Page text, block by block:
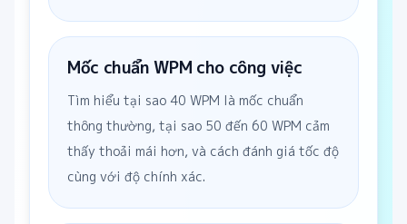
Mốc chuẩn WPM cho công việc
Tìm hiểu tại sao 40 WPM là mốc chuẩn
thông thường, tại sao 50 đến 60 WPM cảm
thấy thoải mái hơn, và cách đánh giá tốc độ
cùng với độ chính xác.